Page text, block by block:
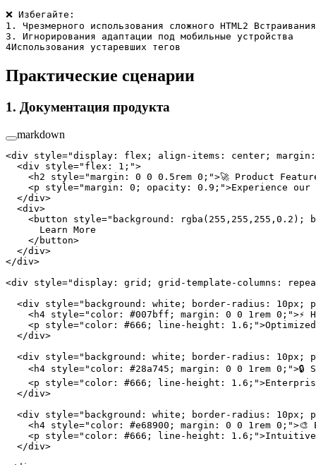
❌ Избегайте:
1.
Чрезмерного использования сложного HTML2
3.
Игнорирования адаптации под мобильные устройства
4Использования устаревших тегов
Практические сценарии
1. Документация продукта
markdown
<div style="display: flex; align-items: center; margin:
  <
div style="flex: 1;">
    <
h2 style="margin: 0 0 0.5rem 0;">🚀 Product
    <
p style="margin: 0; opacity: 0.9;">Experience our
  </
div>
  <
div>
    <
button style="background:
      Learn More
    </
button>
  </
div>
</div>
<div style="display: grid; grid-template-columns:
  <
div style="background: white; border-radius:
    <
h4 style="color: #007bff; margin: 0 0 1rem 0;">⚡
    <
p style="color: #666; line-height: 1.6;"
  </
div>
  <
div style="background: white; border-radius: 10px;
    <
h4 style="color: #28a745; margin: 0 0 1rem 0;">🔒
    <
p style="color: #666; line-height: 1.6;"
  </
div>
  <
div style="background: white; border-radius:
    <
h4 style="color: #e68900; margin: 0 0 1rem 0;">🎨
    <
p style="color: #666; line-height: 1.6;">Intuitive
  </
div>